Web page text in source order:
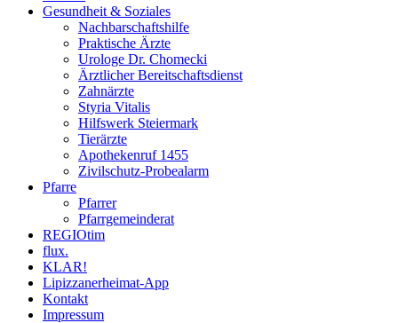
Gesundheit & Soziales
Nachbarschaftshilfe
Praktische Ärzte
Urologe Dr. Chomecki
Ärztlicher Bereitschaftsdienst
Zahnärzte
Styria Vitalis
Hilfswerk Steiermark
Tierärzte
Apothekenruf 1455
Zivilschutz-Probealarm
Pfarre
Pfarrer
Pfarrgemeinderat
REGIOtim
flux.
KLAR!
Lipizzanerheimat-App
Kontakt
Impressum